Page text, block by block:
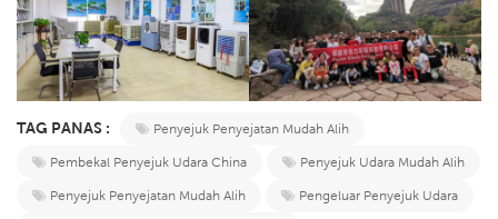
TAG PANAS :
Penyejuk Penyejatan Mudah Alih
Pembekal Penyejuk Udara China
Penyejuk Udara Mudah Alih
Penyejuk Penyejatan Mudah Alih
Pengeluar Penyejuk Udara